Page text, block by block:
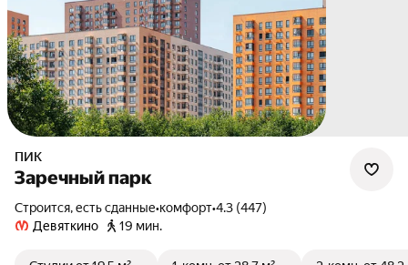
ПИК
Заречный парк
Строится, есть сданные•комфорт•4.3 (447)
Девяткино
19 мин.